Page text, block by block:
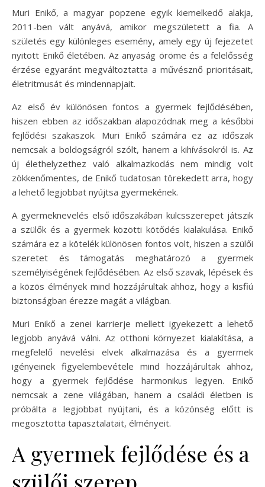
Muri Enikő, a magyar popzene egyik kiemelkedő alakja,
2011-ben vált anyává, amikor megszületett a fia. A
születés egy különleges esemény, amely egy új fejezetet
nyitott Enikő életében. Az anyaság öröme és a felelősség
érzése egyaránt megváltoztatta a művésznő prioritásait,
életritmusát és mindennapjait.
Az első év különösen fontos a gyermek fejlődésében,
hiszen ebben az időszakban alapozódnak meg a későbbi
fejlődési szakaszok. Muri Enikő számára ez az időszak
nemcsak a boldogságról szólt, hanem a kihívásokról is. Az
új élethelyzethez való alkalmazkodás nem mindig volt
zökkenőmentes, de Enikő tudatosan törekedett arra, hogy
a lehető legjobbat nyújtsa gyermekének.
A gyermeknevelés első időszakában kulcsszerepet játszik
a szülők és a gyermek közötti kötődés kialakulása. Enikő
számára ez a kötelék különösen fontos volt, hiszen a szülői
szeretet és támogatás meghatározó a gyermek
személyiségének fejlődésében. Az első szavak, lépések és
a közös élmények mind hozzájárultak ahhoz, hogy a kisfiú
biztonságban érezze magát a világban.
Muri Enikő a zenei karrierje mellett igyekezett a lehető
legjobb anyává válni. Az otthoni környezet kialakítása, a
megfelelő nevelési elvek alkalmazása és a gyermek
igényeinek figyelembevétele mind hozzájárultak ahhoz,
hogy a gyermek fejlődése harmonikus legyen. Enikő
nemcsak a zene világában, hanem a családi életben is
próbálta a legjobbat nyújtani, és a közönség előtt is
megosztotta tapasztalatait, élményeit.
A gyermek fejlődése és a